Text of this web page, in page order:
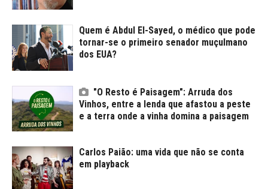
Quem é Abdul El-Sayed, o médico que pode
tornar-se o primeiro senador muçulmano
dos EUA?
"O Resto é Paisagem": Arruda dos
Vinhos, entre a lenda que afastou a peste
e a terra onde a vinha domina a paisagem
Carlos Paião: uma vida que não se conta
em playback